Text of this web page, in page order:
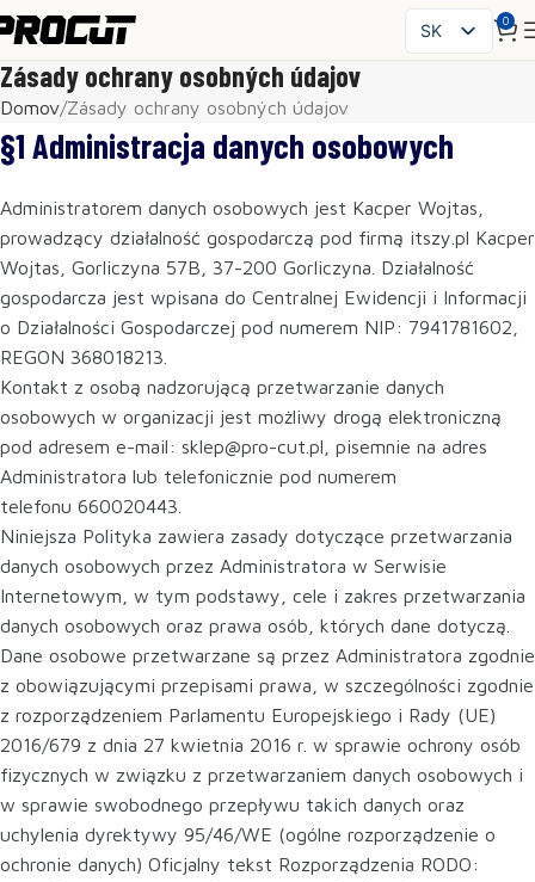
SK
CS
HU
FR
IT
UK
RO
0
Zásady ochrany osobných údajov
Domov Zásady ochrany osobných údajov
§1 Administracja danych osobowych
Administratorem danych osobowych jest Kacper Wojtas,
prowadzący działalność gospodarczą pod firmą itszy.pl Kacper
Wojtas, Gorliczyna 57B, 37-200 Gorliczyna. Działalność
gospodarcza jest wpisana do Centralnej Ewidencji i Informacji
o Działalności Gospodarczej pod numerem NIP: 7941781602,
REGON 368018213.
Kontakt z osobą nadzorującą przetwarzanie danych
osobowych w organizacji jest możliwy drogą elektroniczną
pod adresem e-mail: sklep@pro-cut.pl, pisemnie na adres
Administratora lub telefonicznie pod numerem
telefonu 660020443.
Niniejsza Polityka zawiera zasady dotyczące przetwarzania
danych osobowych przez Administratora w Serwisie
Internetowym, w tym podstawy, cele i zakres przetwarzania
danych osobowych oraz prawa osób, których dane dotyczą.
Dane osobowe przetwarzane są przez Administratora zgodnie
z obowiązującymi przepisami prawa, w szczególności zgodnie
z rozporządzeniem Parlamentu Europejskiego i Rady (UE)
2016/679 z dnia 27 kwietnia 2016 r. w sprawie ochrony osób
fizycznych w związku z przetwarzaniem danych osobowych i
w sprawie swobodnego przepływu takich danych oraz
uchylenia dyrektywy 95/46/WE (ogólne rozporządzenie o
ochronie danych) Oficjalny tekst Rozporządzenia RODO: